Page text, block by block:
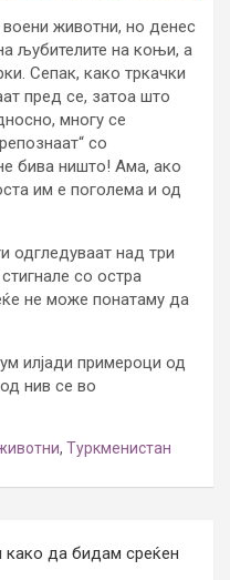
животни, но денес
љубителите на коњи, а
Сепак, како тркачки
пред се, затоа што
многу се
со
бива ништо! Ама, ако
им е поголема и од
одгледуваат над три
со остра
не може понатаму да
илјади примероци од
нив се во
, Туркменистан
како да бидам среќен